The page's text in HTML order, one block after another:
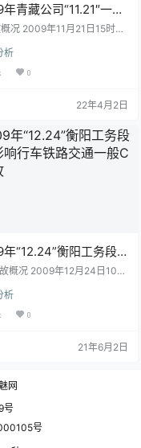
青藏公司“11.21″一般
故
况 2009年11月21日15时33
安驿机械化修理工区职工陈
侯志平，在兰青线K146+00
118号接触网架时，身体侵
现场调查情况 2009年11月21
宁工务段平安线路车间平安
化修理工区当日无“天窗”，工
安排了…
析
0
22年4月2日
“12.24”衡阳工务段
响行车铁路交通一般C
概况 2009年12月24日10：
岔整治作业时，违反铁道部
营业线施工安全管理办法》
铁（集团）公司铁路营业线
在天窗内的作业内容擅自安
未到位的情况下，擅自在道
自动开闭器检查柱拐轴变
岔转换时，检查柱不…
析
0
21年6月2日
网
号
号